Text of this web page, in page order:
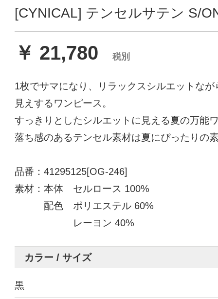
[CYNICAL] テンセルサテン S/
￥ 21,780 税別
1枚でサマになり、リラックスシルエットな
見えするワンピース。
すっきりとしたシルエットに見える夏の万能
落ち感のあるテンセル素材は夏にぴったりの
品番：41295125[OG-246]
素材：本体 セルロース 100%
配色 ポリエステル 60%
レーヨン 40%
カラー / サイズ
黒